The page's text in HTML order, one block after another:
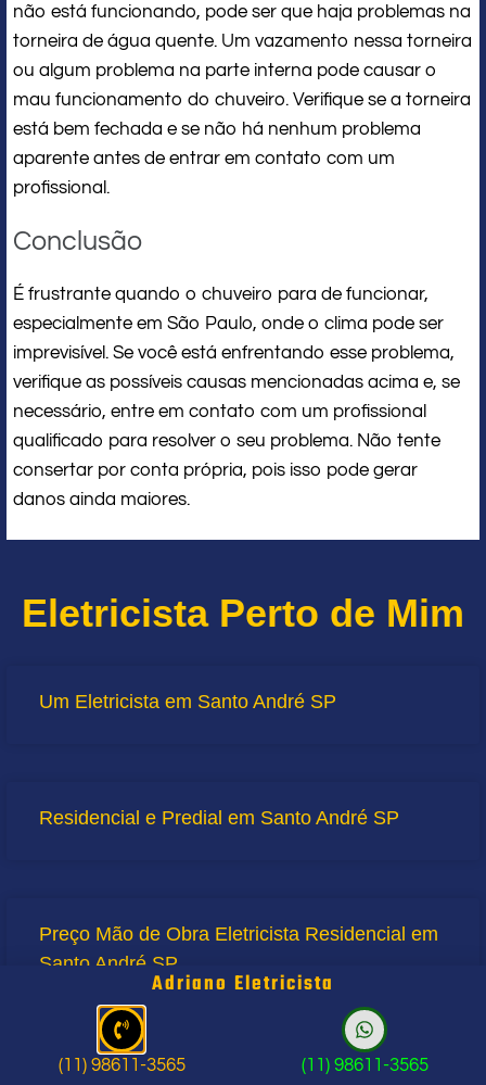
não está funcionando, pode ser que haja problemas na
torneira de água quente. Um vazamento nessa torneira
ou algum problema na parte interna pode causar o
mau funcionamento do chuveiro. Verifique se a torneira
está bem fechada e se não há nenhum problema
aparente antes de entrar em contato com um
profissional.
Conclusão
É frustrante quando o chuveiro para de funcionar,
especialmente em São Paulo, onde o clima pode ser
imprevisível. Se você está enfrentando esse problema,
verifique as possíveis causas mencionadas acima e, se
necessário, entre em contato com um profissional
qualificado para resolver o seu problema. Não tente
consertar por conta própria, pois isso pode gerar
danos ainda maiores.
Eletricista Perto de Mim
Um Eletricista em Santo André SP
Residencial e Predial em Santo André SP
Preço Mão de Obra Eletricista Residencial em
Santo André SP
Adriano Eletricista
(11) 98611-3565 (11) 98611-3565